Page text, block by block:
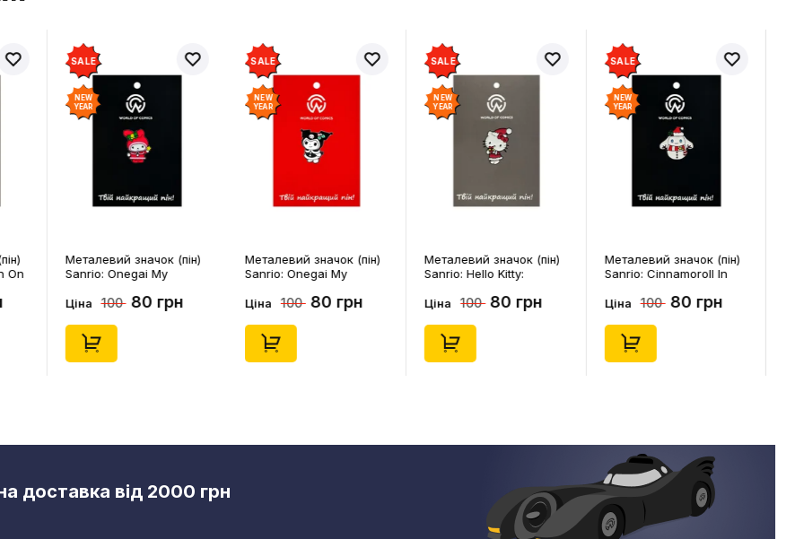
On
SALE
NEW
YEAR
Металевий значок (пін)
Sanrio: Onegai My
Melody, (14543)
Ціна 100 80 грн
SALE
NEW
YEAR
Металевий значок (пін)
Sanrio: Onegai My
Kuromi, (14546)
Ціна 100 80 грн
SALE
NEW
YEAR
Металевий значок (пін)
Sanrio: Hello Kitty:
(14542)
Ціна 100 80 грн
SALE
NEW
YEAR
Металевий значок (пін)
Sanrio: Cinnamoroll In
(14544)
Ціна 100 80 грн
доставка від 2000 грн